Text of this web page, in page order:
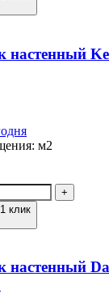
настенный
м2
клик
настенный